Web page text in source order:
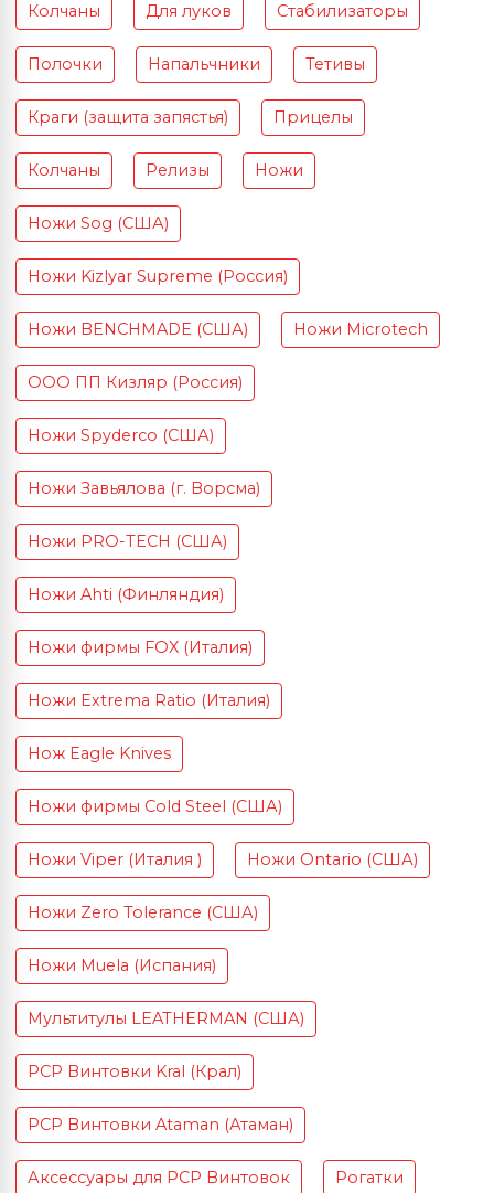
Колчаны Для луков Стабилизаторы
Полочки Напальчники Тетивы
Краги (защита запястья) Прицелы
Колчаны Релизы Ножи
Ножи Sog (США)
Ножи Kizlyar Supreme (Россия)
Ножи BENCHMADE (США) Ножи Microtech
ООО ПП Кизляр (Россия)
Ножи Spyderco (США)
Ножи Завьялова (г. Ворсма)
Ножи PRO-TECH (США)
Ножи Ahti (Финляндия)
Ножи фирмы FOX (Италия)
Ножи Extrema Ratio (Италия)
Нож Eagle Knives
Ножи фирмы Cold Steel (США)
Ножи Viper (Италия ) Ножи Ontario (США)
Ножи Zero Tolerance (США)
Ножи Muela (Испания)
Мультитулы LEATHERMAN (США)
PCP Винтовки Kral (Крал)
PCP Винтовки Ataman (Атаман)
Аксессуары для PCP Винтовок Рогатки